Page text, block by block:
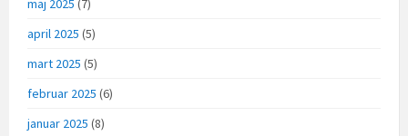
maj 2025 (7)
april 2025 (5)
mart 2025 (5)
februar 2025 (6)
januar 2025 (8)